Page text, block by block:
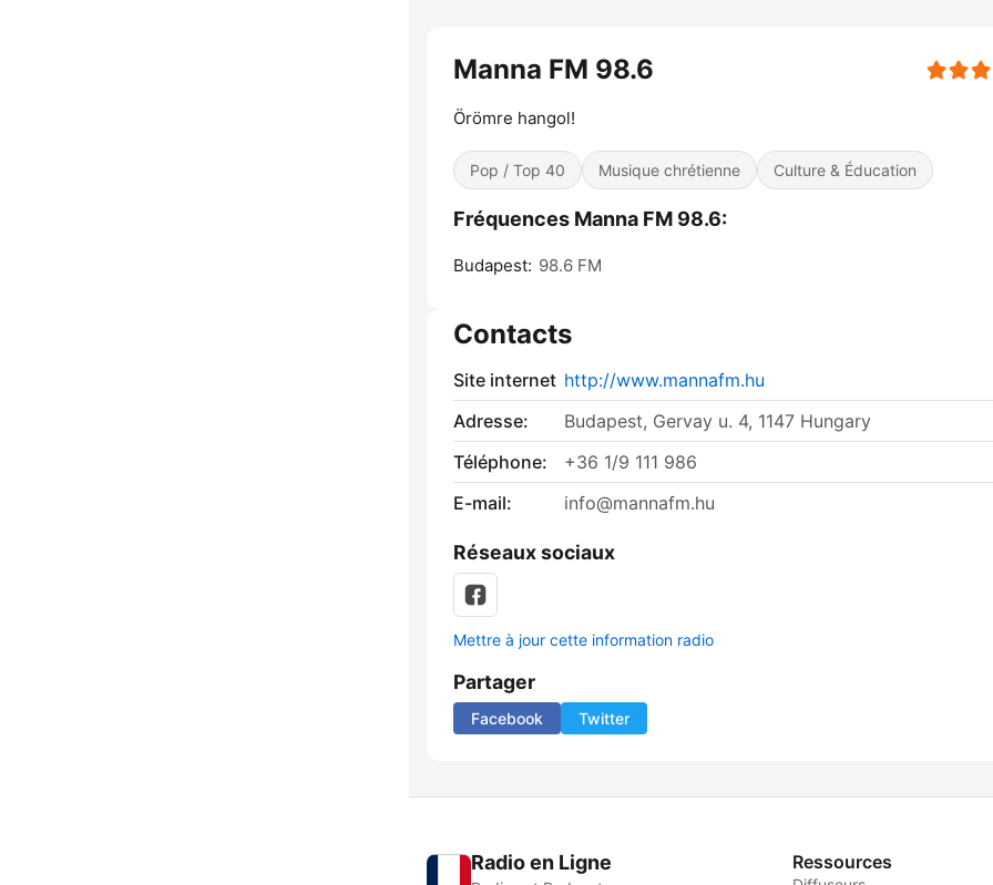
Manna FM 98.6
Örömre hangol!
Pop / Top 40 Musique chrétienne Culture & Éducation
Fréquences Manna FM 98.6:
Budapest: 98.6 FM
Contacts
Site internet http://www.mannafm.hu
Adresse:
Budapest, Gervay u. 4, 1147 Hungary
Téléphone:
+36 1/9 111 986
E-mail:
info@mannafm.hu
Réseaux sociaux
Mettre à jour cette information radio
Partager
Facebook Twitter
Radio en Ligne Ressources